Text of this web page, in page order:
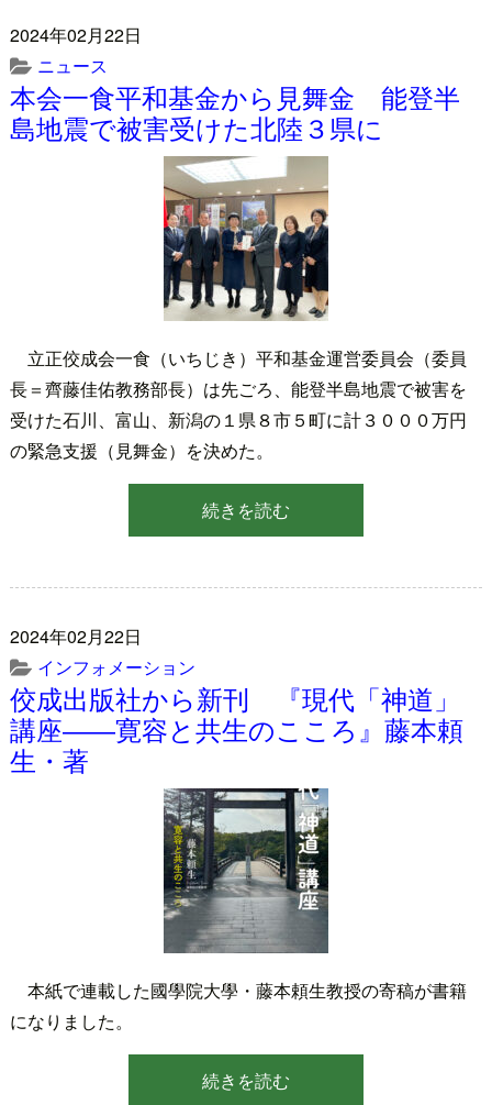
2024年02月22日
ニュース
本会一食平和基金から見舞金 能登半
島地震で被害受けた北陸３県に
立正佼成会一食（いちじき）平和基金運営委員会（委員
長＝齊藤佳佑教務部長）は先ごろ、能登半島地震で被害を
受けた石川、富山、新潟の１県８市５町に計３０００万円
の緊急支援（見舞金）を決めた。
続きを読む
2024年02月22日
インフォメーション
佼成出版社から新刊 『現代「神道」
講座――寛容と共生のこころ』藤本頼
生・著
本紙で連載した國學院大學・藤本頼生教授の寄稿が書籍
になりました。
続きを読む